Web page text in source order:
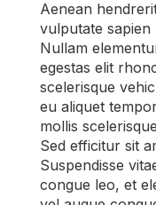
Aenean
vulputate
Nullam
egestas elit
scelerisque
eu aliquet
mollis
Sed efficitur sit
Suspendisse
congue leo, et